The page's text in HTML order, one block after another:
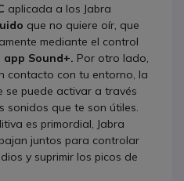
aplicada a los Jabra
que no quiere oír, que
mediante el control
app Sound+. Por otro lado,
contacto con tu entorno, la
se puede activar a través
sonidos que te son útiles.
es primordial, Jabra
juntos para controlar
y suprimir los picos de